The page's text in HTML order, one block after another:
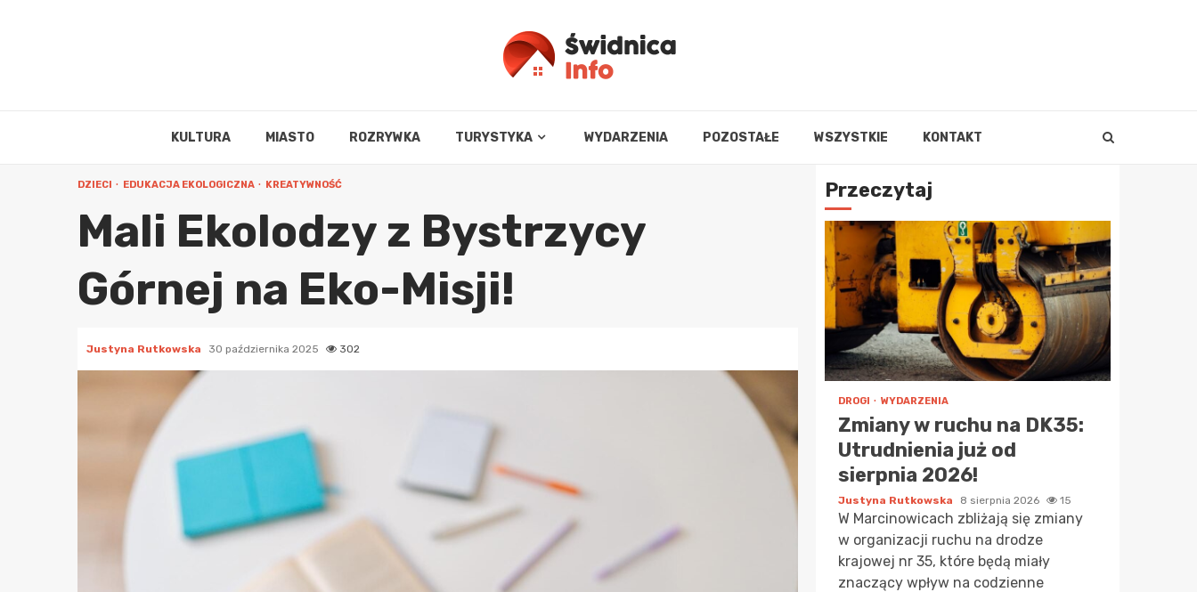
KULTURA MIASTO ROZRYWKA TURYSTYKA WYDARZENIA POZOSTAŁE WSZYSTKIE KONTAKT
DZIECI EDUKACJA EKOLOGICZNA KREATYWNOŚĆ
Mali Ekolodzy z Bystrzycy
Górnej na Eko-Misji!
Justyna Rutkowska 30 października 2025 302
Przeczytaj
DROGI WYDARZENIA
Zmiany w ruchu na DK35:
Utrudnienia już od
sierpnia 2026!
Justyna Rutkowska 8 sierpnia 2026 15
W Marcinowicach zbliżają się zmiany
w organizacji ruchu na drodze
krajowej nr 35, które będą miały
znaczący wpływ na codzienne